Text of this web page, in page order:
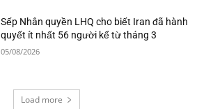
Sếp Nhân quyền LHQ cho biết Iran đã hành
quyết ít nhất 56 người kể từ tháng 3
05/08/2026
Load more